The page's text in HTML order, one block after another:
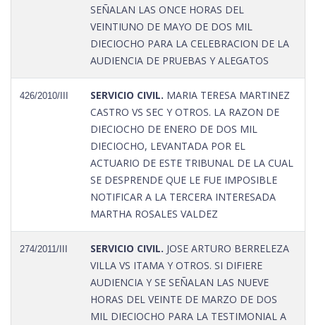
SEÑALAN LAS ONCE HORAS DEL
VEINTIUNO DE MAYO DE DOS MIL
DIECIOCHO PARA LA CELEBRACION DE LA
AUDIENCIA DE PRUEBAS Y ALEGATOS
426/2010/III SERVICIO CIVIL. MARIA TERESA MARTINEZ
CASTRO VS SEC Y OTROS. LA RAZON DE
DIECIOCHO DE ENERO DE DOS MIL
DIECIOCHO, LEVANTADA POR EL
ACTUARIO DE ESTE TRIBUNAL DE LA CUAL
SE DESPRENDE QUE LE FUE IMPOSIBLE
NOTIFICAR A LA TERCERA INTERESADA
MARTHA ROSALES VALDEZ
274/2011/III SERVICIO CIVIL. JOSE ARTURO BERRELEZA
VILLA VS ITAMA Y OTROS. SI DIFIERE
AUDIENCIA Y SE SEÑALAN LAS NUEVE
HORAS DEL VEINTE DE MARZO DE DOS
MIL DIECIOCHO PARA LA TESTIMONIAL A